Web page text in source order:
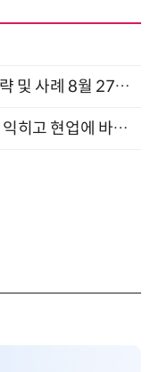
성과를 만드는 AI 에이전트 운영 전략 및 사례 8월 27일 개최
단 하루, 이론과 실습으로 하네스를 익히고 현업에 바로 쓰는 핸즈온 워크숍 (8/20)